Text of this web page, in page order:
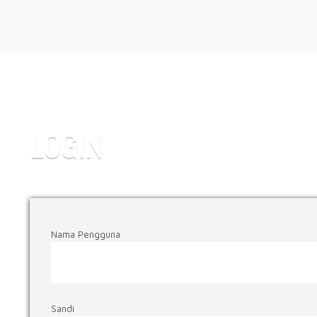
LOGIN
Nama Pengguna
Sandi